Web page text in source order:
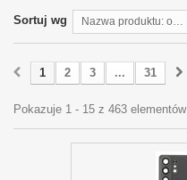
Sortuj wg Nazwa produktu: od Z do A
1 2 3 ... 31
Pokazuje 1 - 15 z 463 elementów